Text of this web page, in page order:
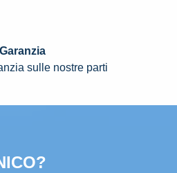
Garanzia
sulle nostre parti